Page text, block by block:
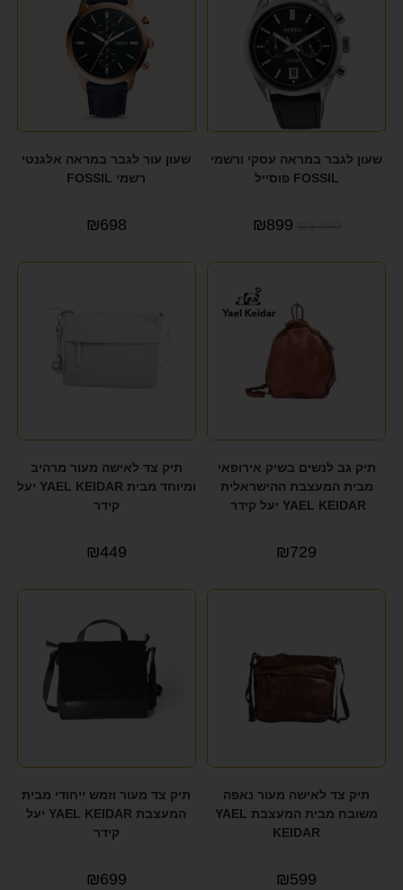
שעון לגבר במראה עסקי ורשמי
FOSSIL פוסייל
₪1,050
₪899
שעון עור לגבר במראה אלגנטי
רשמי FOSSIL
₪698
תיק גב לנשים בשיק אירופאי
מבית המעצבת ההישראלית
YAEL KEIDAR יעל קידר
₪729
תיק צד לאישה מעור מרהיב
ומיוחד מבית YAEL KEIDAR יעל
קידר
₪449
תיק צד לאישה מעור נאפה
משובח מבית המעצבת YAEL
KEIDAR
₪599
תיק צד מעור וזמש ייחודי מבית
המעצבת YAEL KEIDAR יעל
קידר
₪699